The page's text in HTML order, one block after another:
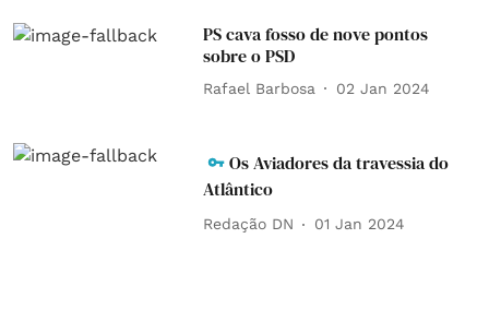
PS cava fosso de nove pontos
sobre o PSD
Rafael Barbosa 02 Jan 2024
Os Aviadores da travessia do
Atlântico
Redação DN 01 Jan 2024